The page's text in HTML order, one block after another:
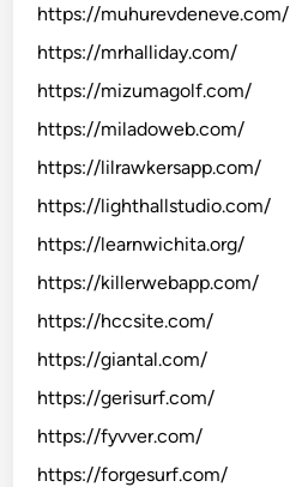
https://muhurevdeneve.com/
https://mrhalliday.com/
https://mizumagolf.com/
https://miladoweb.com/
https://lilrawkersapp.com/
https://lighthallstudio.com/
https://learnwichita.org/
https://killerwebapp.com/
https://hccsite.com/
https://giantal.com/
https://gerisurf.com/
https://fyvver.com/
https://forgesurf.com/